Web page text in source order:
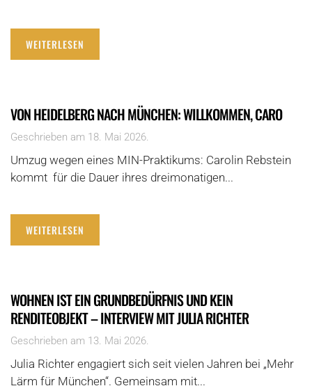
WEITERLESEN
VON HEIDELBERG NACH MÜNCHEN: WILLKOMMEN, CARO
Geschrieben am 18. Mai 2026.
Umzug wegen eines MIN-Praktikums: Carolin Rebstein
kommt für die Dauer ihres dreimonatigen...
WEITERLESEN
WOHNEN IST EIN GRUNDBEDÜRFNIS UND KEIN
RENDITEOBJEKT – INTERVIEW MIT JULIA RICHTER
Geschrieben am 13. Mai 2026.
Julia Richter engagiert sich seit vielen Jahren bei „Mehr
Lärm für München“. Gemeinsam mit...